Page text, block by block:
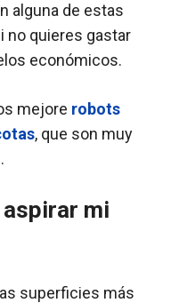
alguna de estas
no quieres gastar
económicos.
mejore robots
, que son muy
aspirar mi
superficies más